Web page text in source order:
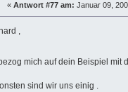
« Antwort #77 am: Januar 09,
,
mich auf dein Beispiel mit
sind wir uns einig .